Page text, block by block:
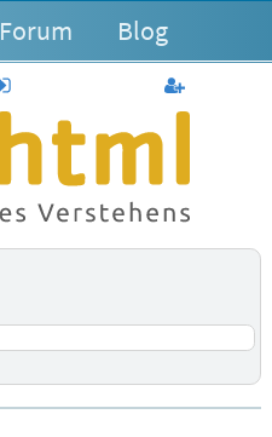
Forum Blog
anmelden